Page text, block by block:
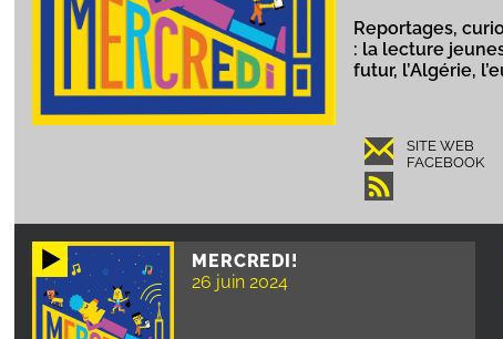
Reportages,
: la lecture
futur, l’Algérie,
SITE WEB
FACEBOOK
MERCREDI!
26 juin 2024